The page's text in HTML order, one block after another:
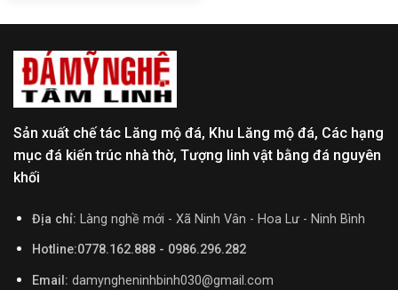
Sản xuất chế tác Lăng mộ đá, Khu Lăng mộ đá, Các hạng
mục đá kiến trúc nhà thờ, Tượng linh vật bằng đá nguyên
khối
Địa chỉ: Làng nghề mới - Xã Ninh Vân - Hoa Lư - Ninh Bình
Hotline:0778.162.888 - 0986.296.282
Email: damyngheninhbinh030@gmail.com